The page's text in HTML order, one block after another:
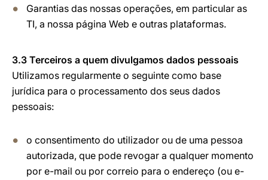
Garantias das nossas operações, em particular as
TI, a nossa página Web e outras plataformas.
3.3 Terceiros a quem divulgamos dados pessoais
Utilizamos regularmente o seguinte como base
jurídica para o processamento dos seus dados
pessoais:
o consentimento do utilizador ou de uma pessoa
autorizada, que pode revogar a qualquer momento
por e-mail ou por correio para o endereço (ou e-